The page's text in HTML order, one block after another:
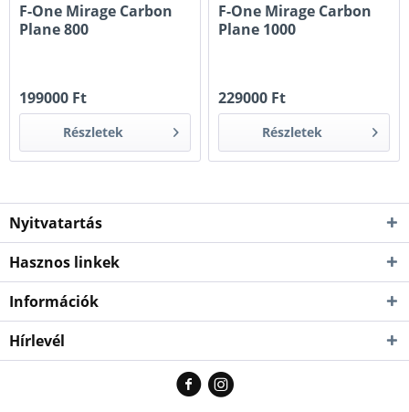
F-One Mirage Carbon
Plane 800
199000 Ft
Részletek
F-One Mirage Carbon
Plane 1000
229000 Ft
Részletek
Nyitvatartás
Hasznos linkek
Információk
Hírlevél